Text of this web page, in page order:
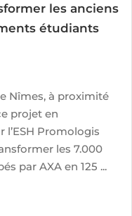
les anciens
étudiants
Nîmes, à proximité
projet en
Promologis
les 7.000
par AXA en 125 ...